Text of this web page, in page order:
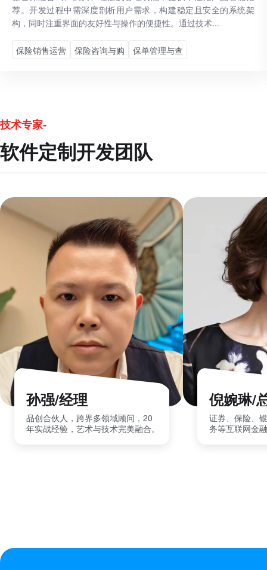
荐。开发过程中需深度剖析用户需求，构建稳定且安全的系统架
构，同时注重界面的友好性与操作的便捷性。通过技术...
保险销售运营 保险咨询与购 保单管理与查
技术专家-
软件定制开发团队
孙强/经理
品创合伙人，跨界多领域顾问，20
年实战经验，艺术与技术完美融合。
倪婉琳/
证券、保险、
务等互联网金